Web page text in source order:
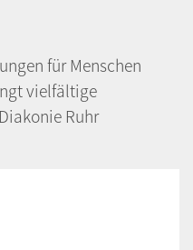
für Menschen
vielfältige
Ruhr